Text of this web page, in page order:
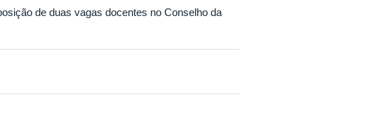
de duas vagas docentes no Conselho da